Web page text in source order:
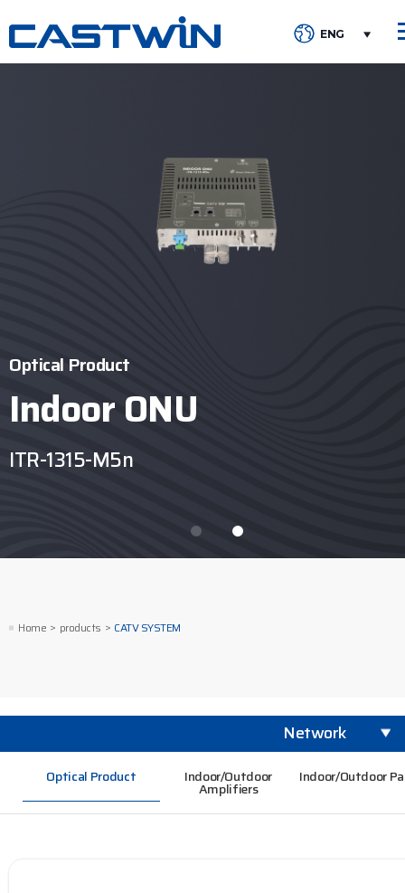
ENG
Optical Product
Indoor ONU
ITR-1315-M5n
Home products CATV SYSTEM
Network
Optical Product Indoor/Outdoor
Amplifiers
Indoor/Outdoor